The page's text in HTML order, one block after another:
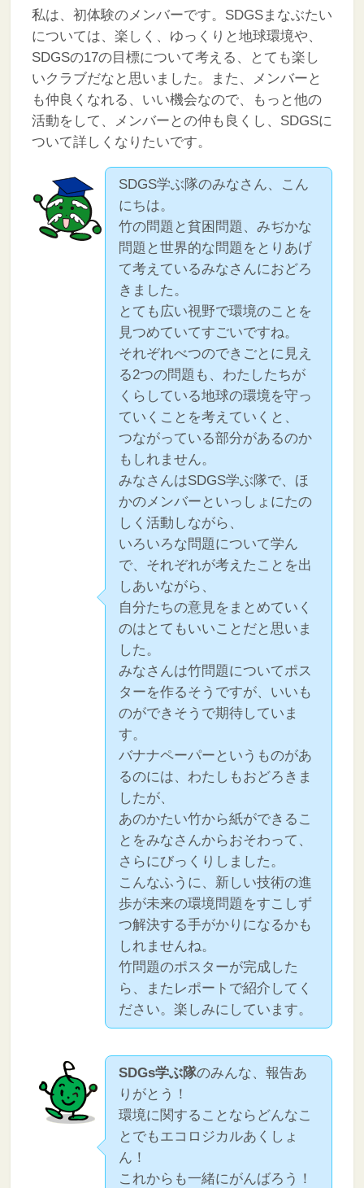
私は、初体験のメンバーです。SDGSまなぶたい
については、楽しく、ゆっくりと地球環境や、
SDGSの17の目標について考える、とても楽し
いクラブだなと思いました。また、メンバーと
も仲良くなれる、いい機会なので、もっと他の
活動をして、メンバーとの仲も良くし、SDGSに
ついて詳しくなりたいです。
SDGS学ぶ隊のみなさん、こん
にちは。
竹の問題と貧困問題、みぢかな
問題と世界的な問題をとりあげ
て考えているみなさんにおどろ
きました。
とても広い視野で環境のことを
見つめていてすごいですね。
それぞれべつのできごとに見え
る2つの問題も、わたしたちが
くらしている地球の環境を守っ
ていくことを考えていくと、
つながっている部分があるのか
もしれません。
みなさんはSDGS学ぶ隊で、ほ
かのメンバーといっしょにたの
しく活動しながら、
いろいろな問題について学ん
で、それぞれが考えたことを出
しあいながら、
自分たちの意見をまとめていく
のはとてもいいことだと思いま
した。
みなさんは竹問題についてポス
ターを作るそうですが、いいも
のができそうで期待していま
す。
バナナペーパーというものがあ
るのには、わたしもおどろきま
したが、
あのかたい竹から紙ができるこ
とをみなさんからおそわって、
さらにびっくりしました。
こんなふうに、新しい技術の進
歩が未来の環境問題をすこしず
つ解決する手がかりになるかも
しれませんね。
竹問題のポスターが完成した
ら、またレポートで紹介してく
ださい。楽しみにしています。
SDGs学ぶ隊のみんな、報告あ
りがとう！
環境に関することならどんなこ
とでもエコロジカルあくしょ
ん！
これからも一緒にがんばろう！